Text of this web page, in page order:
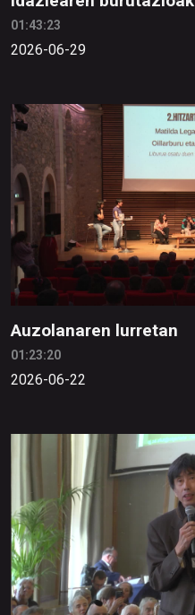
01:43:23
2026-06-29
Auzolanaren lurretan
01:23:20
2026-06-22